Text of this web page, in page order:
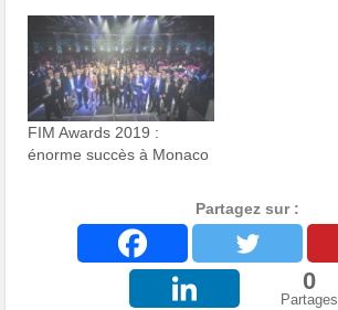
FIM Awards 2019 :
énorme succès à Monaco
Partagez sur :
0
Partages